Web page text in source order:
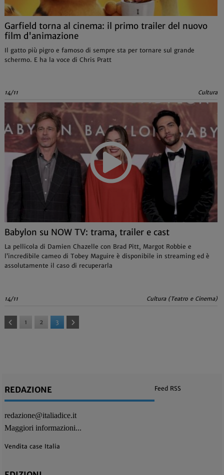
Garfield torna al cinema: il primo trailer del nuovo
film d'animazione
Il gatto più pigro e famoso di sempre sta per tornare sul grande
schermo. E ha la voce di Chris Pratt
14/11 Cultura
Babylon su NOW TV: trama, trailer e cast
La pellicola di Damien Chazelle con Brad Pitt, Margot Robbie e
l’incredibile cameo di Tobey Maguire è disponibile in streaming ed è
assolutamente il caso di recuperarla
14/11 Cultura (Teatro e Cinema)
1 2 3
REDAZIONE
redazione@italiadice.it
Maggiori informazioni...
Vendita case Italia
Feed RSS